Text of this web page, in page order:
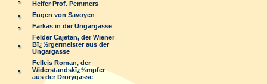
Helfer Prof. Pemmers
Eugen von Savoyen
Farkas in der Ungargasse
Felder Cajetan, der Wiener
Bï¿½rgermeister aus der
Ungargasse
Felleis Roman, der
Widerstandskï¿½mpfer
aus der Drorygasse